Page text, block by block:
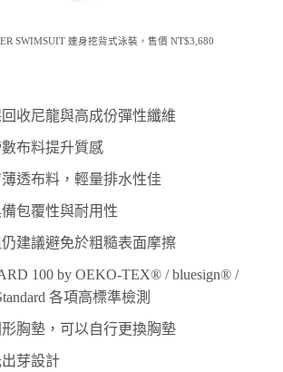
SWIMSUIT 連身挖背式泳裝，售價 NT$3,680
收尼龍與高成份彈性纖維
布料提升質感
透布料，輕量排水性佳
包覆性與耐用性
建議避免於粗糙表面摩擦
100 by OEKO-TEX® / bluesign® /
各項高標準檢測
胸墊，可以自行更換胸墊
芽設計